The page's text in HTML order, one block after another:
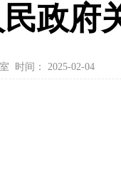
政府
时间： 2025-02-04